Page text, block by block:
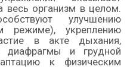
весь организм в целом.
улучшению
режиме), укреплению
в акте дыхания,
диафрагмы и грудной
к физическим